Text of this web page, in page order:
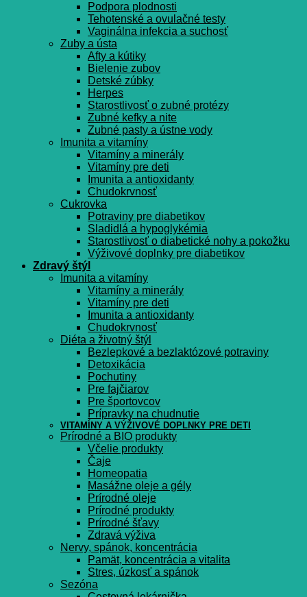
Podpora plodnosti
Tehotenské a ovulačné testy
Vaginálna infekcia a suchosť
Zuby a ústa
Afty a kútiky
Bielenie zubov
Detské zúbky
Herpes
Starostlivosť o zubné protézy
Zubné kefky a nite
Zubné pasty a ústne vody
Imunita a vitamíny
Vitamíny a minerály
Vitamíny pre deti
Imunita a antioxidanty
Chudokrvnosť
Cukrovka
Potraviny pre diabetikov
Sladidlá a hypoglykémia
Starostlivosť o diabetické nohy a pokožku
Výživové doplnky pre diabetikov
Zdravý štýl
Imunita a vitamíny
Vitamíny a minerály
Vitamíny pre deti
Imunita a antioxidanty
Chudokrvnosť
Diéta a životný štýl
Bezlepkové a bezlaktózové potraviny
Detoxikácia
Pochutiny
Pre fajčiarov
Pre športovcov
Prípravky na chudnutie
VITAMÍNY A VÝŽIVOVÉ DOPLNKY PRE DETI
Prírodné a BIO produkty
Včelie produkty
Čaje
Homeopatia
Masážne oleje a gély
Prírodné oleje
Prírodné produkty
Prírodné šťavy
Zdravá výživa
Nervy, spánok, koncentrácia
Pamät, koncentrácia a vitalita
Stres, úzkosť a spánok
Sezóna